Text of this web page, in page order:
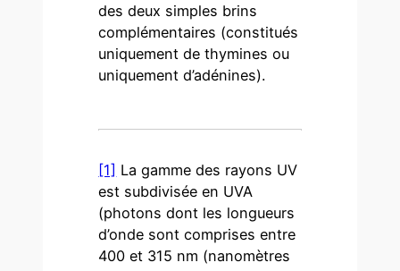
des deux simples brins
complémentaires (constitués
uniquement de thymines ou
uniquement d’adénines).
[1] La gamme des rayons UV
est subdivisée en UVA
(photons dont les longueurs
d’onde sont comprises entre
400 et 315 nm (nanomètres